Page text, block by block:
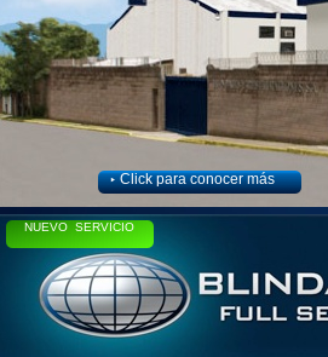
‣ Click para conocer más
NUEVO SERVICIO